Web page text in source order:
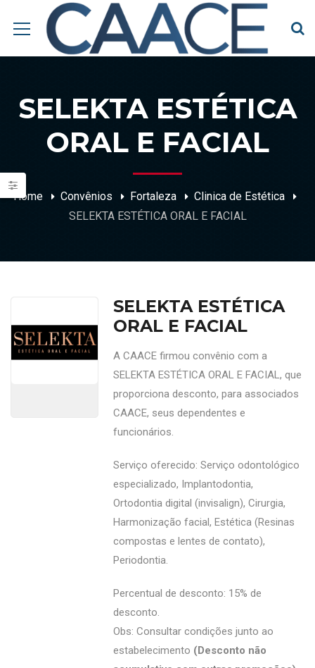
SELEKTA ESTÉTICA
ORAL E FACIAL
Home Convênios Fortaleza
Clinica de Estética
SELEKTA ESTÉTICA ORAL E FACIAL
SELEKTA ESTÉTICA
ORAL E FACIAL
A CAACE firmou convênio com a
SELEKTA ESTÉTICA ORAL E FACIAL, que
proporciona desconto, para associados
CAACE, seus dependentes e
funcionários.
Serviço oferecido: Serviço odontológico
especializado, Implantodontia,
Ortodontia digital (invisalign), Cirurgia,
Harmonização facial, Estética (Resinas
compostas e lentes de contato),
Periodontia.
Percentual de desconto: 15% de
desconto.
Obs: Consultar condições junto ao
estabelecimento (Desconto não